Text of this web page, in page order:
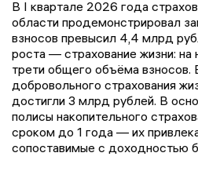
В I квартале 2026 года
области продемонстрировал
взносов превысил 4,4 млрд
роста — страхование жизни: на
трети общего объёма взносов.
добровольного страхования
достигли 3 млрд рублей. В
полисы накопительного
сроком до 1 года — их
сопоставимые с доходностью